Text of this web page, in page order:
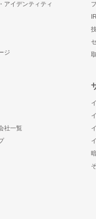
アイデンティティ
ジ
社一覧